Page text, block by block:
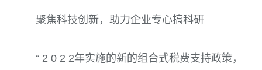
聚焦科技创新，助力企业专心搞科研
“ 2 0 2 2年实施的新的组合式税费支持政策，